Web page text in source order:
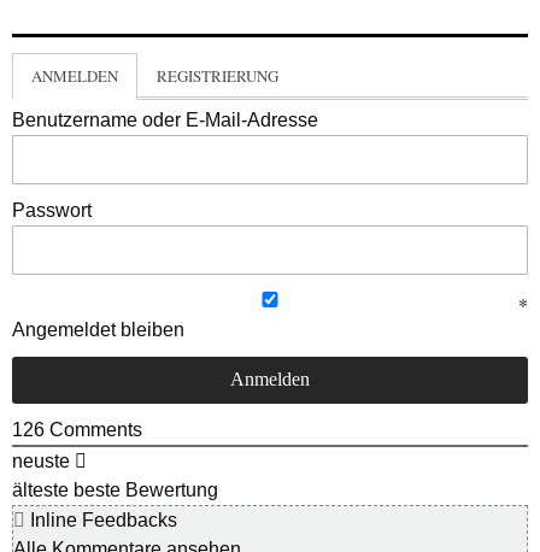
ANMELDEN REGISTRIERUNG
Benutzername oder E-Mail-Adresse
Passwort
Angemeldet bleiben
126 Comments
neuste
älteste beste Bewertung
Inline Feedbacks